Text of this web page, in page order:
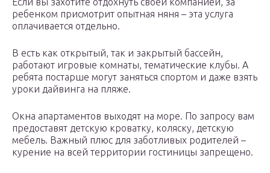
ребенком присмотрит опытная няня – эта услуга
оплачивается отдельно.
В есть как открытый, так и закрытый бассейн,
работают игровые комнаты, тематические клубы. А
ребята постарше могут заняться спортом и даже взять
уроки дайвинга на пляже.
Окна апартаментов выходят на море. По запросу вам
предоставят детскую кроватку, коляску, детскую
мебель. Важный плюс для заботливых родителей –
курение на всей территории гостиницы запрещено.